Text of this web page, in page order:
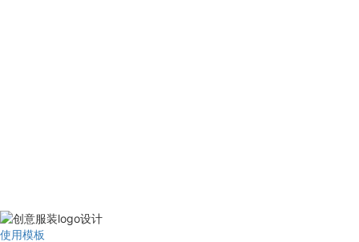
使用模板